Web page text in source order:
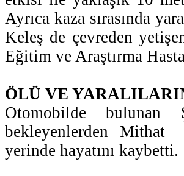
Ayrıca kaza sırasında
Keleş de çevreden
Eğitim ve Araştırma
ÖLÜ VE
Otomobilde bulunan
bekleyenlerden
yerinde hayatını kaybetti.